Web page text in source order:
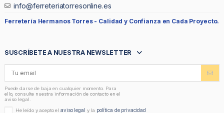
info@ferreteriatorresonline.es
Ferretería Hermanos Torres - Calidad y Confianza en Cada Proyecto.
SUSCRÍBETE A NUESTRA NEWSLETTER
Puede darse de baja en cualquier momento. Para
ello, consulte nuestra información de contacto en el
aviso legal.
He leído y acepto elaviso legal y la política de privacidad